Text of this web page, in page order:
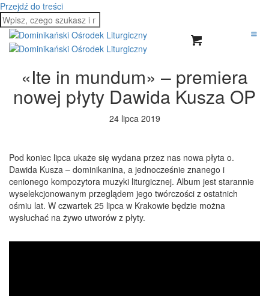
Przejdź do treści
«Ite in mundum» – premiera
nowej płyty Dawida Kusza OP
24 lipca 2019
Pod koniec lipca ukaże się wydana przez nas nowa płyta o.
Dawida Kusza – dominikanina, a jednocześnie znanego i
cenionego kompozytora muzyki liturgicznej. Album jest starannie
wyselekcjonowanym przeglądem jego twórczości z ostatnich
ośmiu lat. W czwartek 25 lipca w Krakowie będzie można
wysłuchać na żywo utworów z płyty.